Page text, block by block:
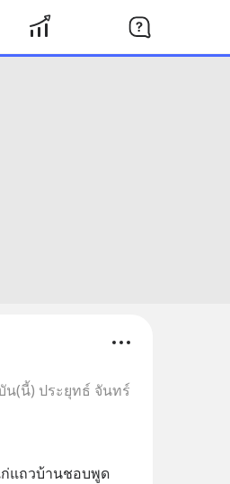
น(นี้) ประยุทธ์ จันทร์
แถวบ้านชอบพูด